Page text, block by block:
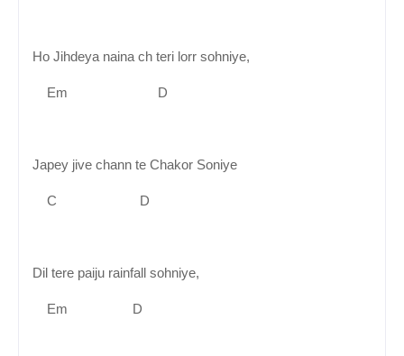
Ho Jihdeya naina ch teri lorr sohniye,
Em D
Japey jive chann te Chakor Soniye
C D
Dil tere paiju rainfall sohniye,
Em D